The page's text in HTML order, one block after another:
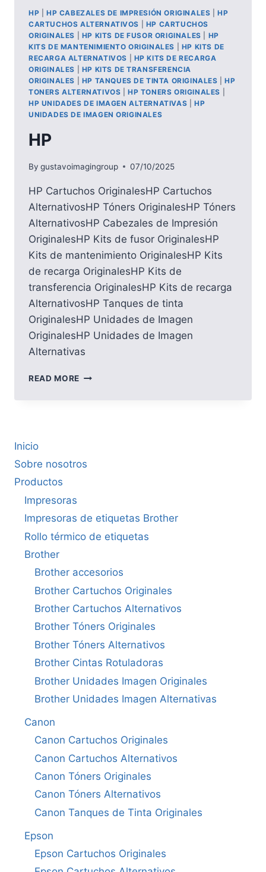
HP HP CABEZALES DE IMPRESIÓN ORIGINALES |HP
CARTUCHOS ALTERNATIVOS
HP CARTUCHOS
ORIGINALES
HP KITS DE FUSOR ORIGINALES
HP
KITS DE MANTENIMIENTO ORIGINALES
HP KITS DE
RECARGA ALTERNATIVOS
HP KITS DE RECARGA
ORIGINALES
HP KITS DE TRANSFERENCIA
ORIGINALES
HP TANQUES DE TINTA ORIGINALES |HP
TONERS ALTERNATIVOS |HP TONERS ORIGINALES
HP UNIDADES DE IMAGEN ALTERNATIVAS |HP
UNIDADES DE IMAGEN ORIGINALES
HP
By gustavoimagingroup 07/10/2025
HP Cartuchos OriginalesHP Cartuchos
AlternativosHP Tóners OriginalesHP Tóners
AlternativosHP Cabezales de Impresión
OriginalesHP Kits de fusor OriginalesHP
Kits de mantenimiento OriginalesHP Kits
de recarga OriginalesHP Kits de
transferencia OriginalesHP Kits de recarga
AlternativosHP Tanques de tinta
OriginalesHP Unidades de Imagen
OriginalesHP Unidades de Imagen
Alternativas
READ MORE HP
Inicio
Sobre nosotros
Productos
Impresoras
Impresoras de etiquetas Brother
Rollo térmico de etiquetas
Brother
Brother accesorios
Brother Cartuchos Originales
Brother Cartuchos Alternativos
Brother Tóners Originales
Brother Tóners Alternativos
Brother Cintas Rotuladoras
Brother Unidades Imagen Originales
Brother Unidades Imagen Alternativas
Canon
Canon Cartuchos Originales
Canon Cartuchos Alternativos
Canon Tóners Originales
Canon Tóners Alternativos
Canon Tanques de Tinta Originales
Epson
Epson Cartuchos Originales